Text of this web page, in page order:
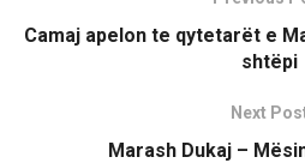
Camaj apelon te qytetarët e
shtëpi
Next
Marash Dukaj –